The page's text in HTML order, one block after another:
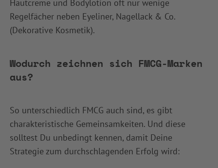
Hautcreme und Bodylotion oft nur wenige
Regelfächer neben Eyeliner, Nagellack & Co.
(Dekorative Kosmetik).
Wodurch zeichnen sich FMCG-Marken
aus?
So unterschiedlich FMCG auch sind, es gibt
charakteristische Gemeinsamkeiten. Und diese
solltest Du unbedingt kennen, damit Deine
Strategie zum durchschlagenden Erfolg wird: